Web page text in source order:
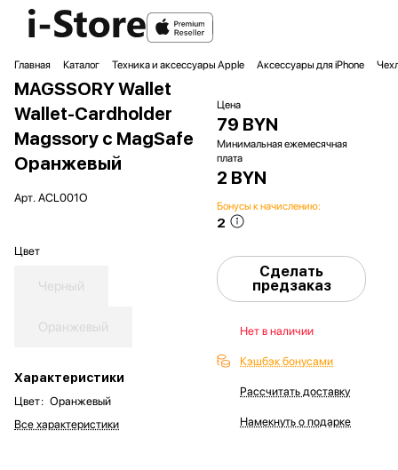
Главная Каталог Техника и аксессуары Apple Аксессуары для iPhone
MAGSSORY Wallet
Wallet-Cardholder
Magssory с MagSafe
Оранжевый
Арт. ACL001O
Цвет
Черный
Оранжевый
Характеристики
Цвет: Оранжевый
Все характеристики
Цена
79 BYN
Минимальная ежемесячная
плата
2 BYN
Бонусы к начислению:
2
Сделать
предзаказ
Нет в наличии
Кэшбэк бонусами
Рассчитать доставку
Намекнуть о подарке